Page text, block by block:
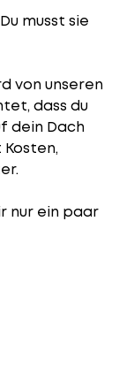
musst sie
von unseren
dass du
dein Dach
nur ein paar